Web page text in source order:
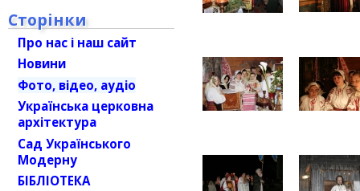
Сторінки
Про нас і наш сайт
Новини
Фото, відео, аудіо
Українська церковна
архітектура
Сад Українського
Модерну
БІБЛІОТЕКА